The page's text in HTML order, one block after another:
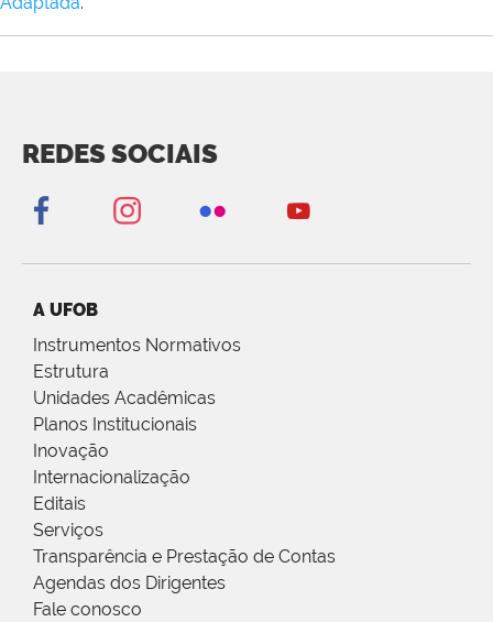
REDES SOCIAIS
A UFOB
Instrumentos Normativos
Estrutura
Unidades Acadêmicas
Planos Institucionais
Inovação
Internacionalização
Editais
Serviços
Transparência e Prestação de Contas
Agendas dos Dirigentes
Fale conosco